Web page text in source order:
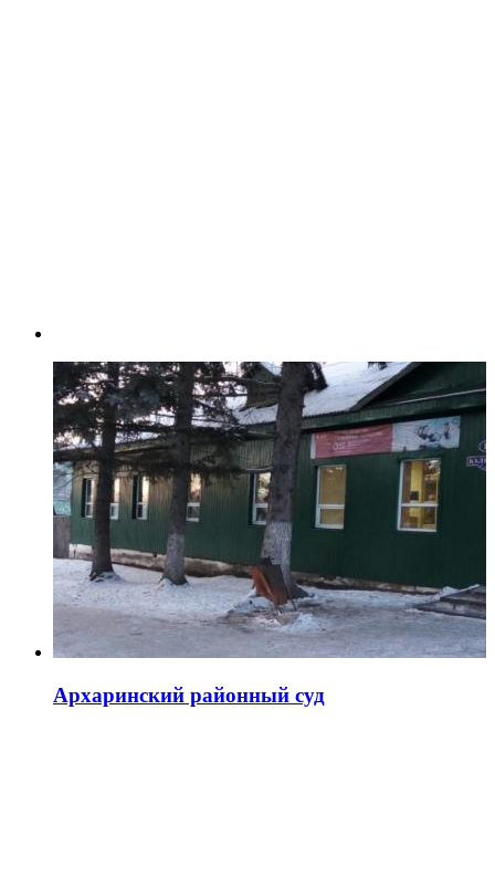
Архаринский районный суд